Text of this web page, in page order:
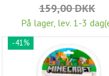
159,00 DKK
På lager, lev. 1-3
-41%